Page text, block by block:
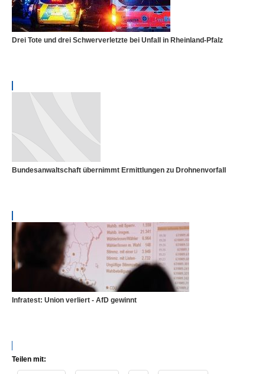
Drei Tote und drei Schwerverletzte bei Unfall in Rheinland-Pfalz
Bundesanwaltschaft übernimmt Ermittlungen zu Drohnenvorfall
Infratest: Union verliert - AfD gewinnt
Teilen mit: